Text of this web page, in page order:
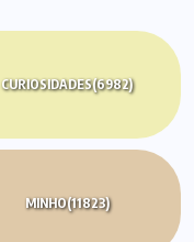
CURIOSIDADES(6982)
MINHO(11823)